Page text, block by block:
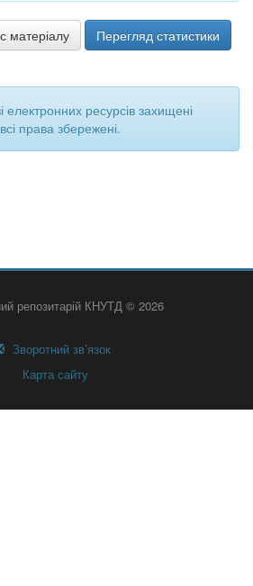
матеріалу Перегляд статистики
електронних ресурсів захищені
права збережені.
репозитарій КНУТД © 2026
Зворотний зв’язок
Карта сайту